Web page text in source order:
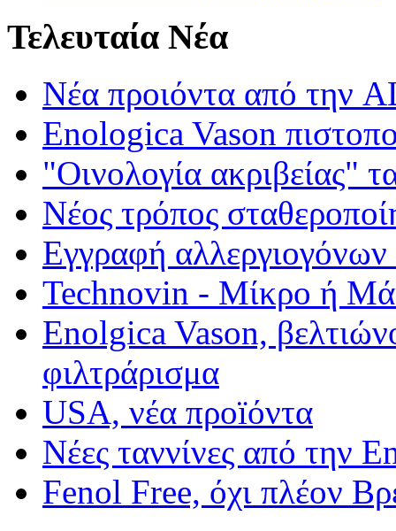
Τελευταία Νέα
Νέα προιόντα από
Enologica Vason
"Οινολογία ακριβείας"
Νέος τρόπος
Εγγραφή αλλεργιογόνων
Technovin - Μίκρο ή
Enolgica Vason,
φιλτράρισμα
USA, νέα προïόντα
Νέες ταννίνες από την
Fenol Free, όχι πλέον